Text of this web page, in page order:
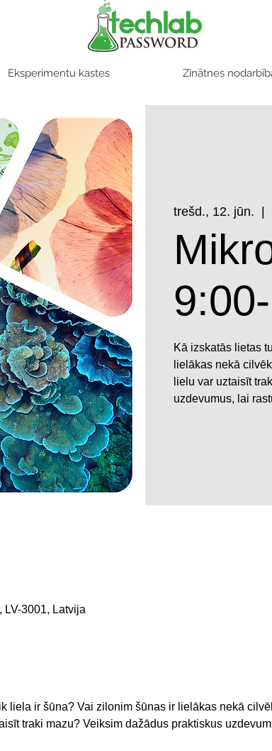
Eksperimentu kastes Zinātnes
trešd., 12. jūn.
Kā izskatās lietas
lielākas nekā
lielu var uztaisīt
uzdevumus, lai
3001, Latvija
liela ir šūna? Vai zilonim šūnas ir lielākas nekā
traki mazu? Veiksim dažādus praktiskus